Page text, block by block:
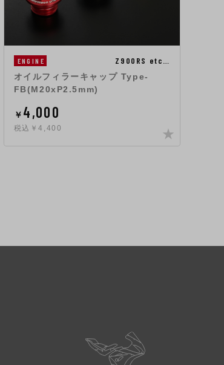
ENGINE Z900RS etc…
オイルフィラーキャップ Type-
FB(M20xP2.5mm)
￥ 4,000
税込￥4,400